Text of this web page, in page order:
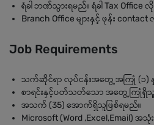
ရံခါ ဘဏ်သွားရမည်။ ရံခါ Tax Office
Branch Office များနှင့် ဖုန်း
Job Requirements
သက်ဆိုင်ရာ လုပ်ငန်းအတွေ့အကြုံ (၁)
စာရင်းနှင့်ပတ်သတ်သော အတွေ့ကြုံရှိသူ
အသက် (35) အောက်ရှိသူဖြစ်ရမည်။
Microsoft (Word ,Excel,Email) အသုံ